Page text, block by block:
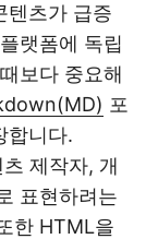
텐츠가 급증
랫폼에 독립
보다 중요해
포
합니다.
제작자, 개
표현하려는
한 HTML을